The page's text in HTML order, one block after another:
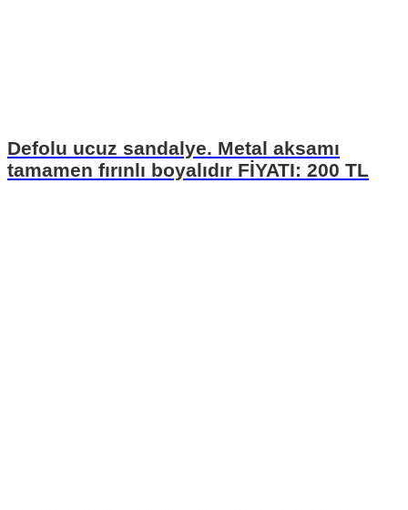
Defolu ucuz sandalye. Metal aksamı
tamamen fırınlı boyalıdır FİYATI: 200 TL